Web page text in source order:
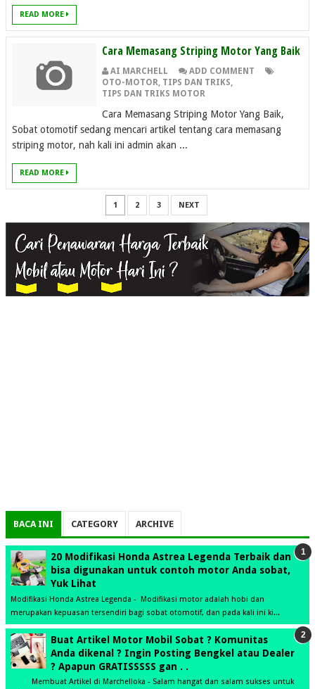
READ MORE
Cara Memasang Striping Motor Yang Baik
AI MARCHELL
ADD COMMENT
OTO-MOTOR, TIPS DAN TRIKS,
TIPS DAN TRIKS MOTOR
Cara Memasang Striping Motor Yang Baik,
Sobat otomotif sedang mencari artikel tentang cara memasang
striping motor, nah kali ini admin akan ...
READ MORE
1 2 3 NEXT
BACA INI CATEGORY ARCHIVE
20 Modifikasi Honda Astrea Legenda Terbaik dan
bisa digunakan untuk contoh motor Anda sobat,
Yuk Lihat
Modifikasi Honda Astrea Legenda - Modifikasi motor adalah hobi dan
merupakan kepuasan tersendiri bagi sobat otomotif, dan pada kali ini ki...
Buat Artikel Motor Mobil Sobat ? Komunitas
Anda dikenal ? Ingin Posting Bengkel atau Dealer
? Apapun GRATISSSSS gan . .
Membuat Artikel di Marchelloka - Salam hangat dan salam sukses untuk